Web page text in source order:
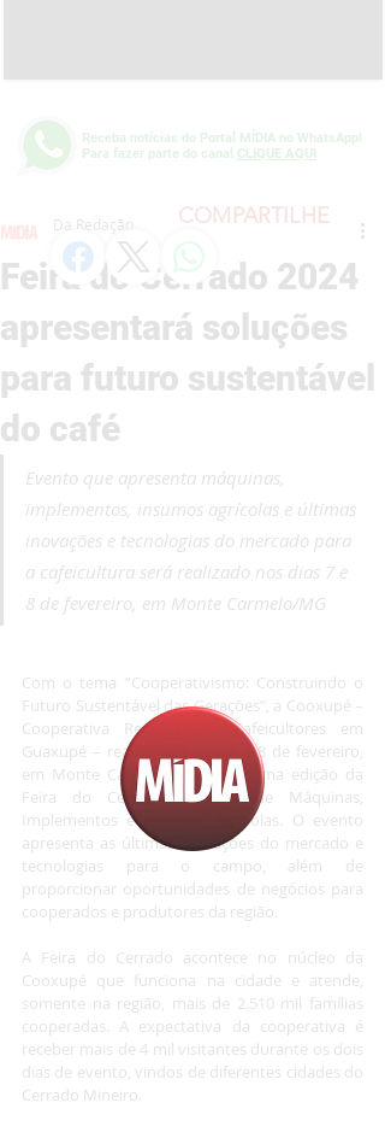
Receba notícias do Portal MÍDIA no WhatsApp!
Para fazer parte do canal CLIQUE AQUI
Feira do Cerrado 2024
apresentará soluções
para futuro sustentável
do café
Da Redação
Evento que apresenta máquinas,
implementos, insumos agrícolas e últimas
inovações e tecnologias do mercado para
a cafeicultura será realizado nos dias 7 e
8 de fevereiro, em Monte Carmelo/MG
Com o tema “Cooperativismo: Construindo o
Futuro Sustentável das Gerações”, a Cooxupé –
Cooperativa Regional de Cafeicultores em
Guaxupé – realiza, nos dias 7 e 8 de fevereiro,
em Monte Carmelo/MG, mais uma edição da
Feira do Cerrado – Feira de Máquinas,
Implementos e Insumos Agrícolas. O evento
apresenta as últimas inovações do mercado e
tecnologias para o campo, além de
proporcionar oportunidades de negócios para
cooperados e produtores da região.
A Feira do Cerrado acontece no núcleo da
Cooxupé que funciona na cidade e atende,
somente na região, mais de 2.510 mil famílias
cooperadas. A expectativa da cooperativa é
receber mais de 4 mil visitantes durante os dois
dias de evento, vindos de diferentes cidades do
Cerrado Mineiro.
COMPARTILHE